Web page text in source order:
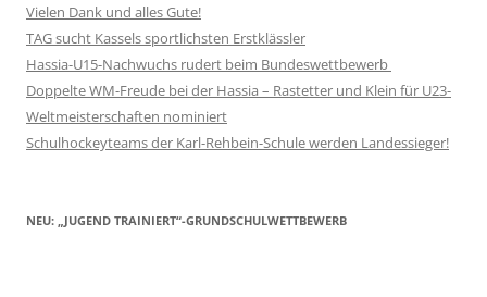
Vielen Dank und alles Gute!
TAG sucht Kassels sportlichsten Erstklässler
Hassia-U15-Nachwuchs rudert beim Bundeswettbewerb
Doppelte WM-Freude bei der Hassia – Rastetter und Klein für U23-
Weltmeisterschaften nominiert
Schulhockeyteams der Karl-Rehbein-Schule werden Landessieger!
NEU: „JUGEND TRAINIERT“-GRUNDSCHULWETTBEWERB